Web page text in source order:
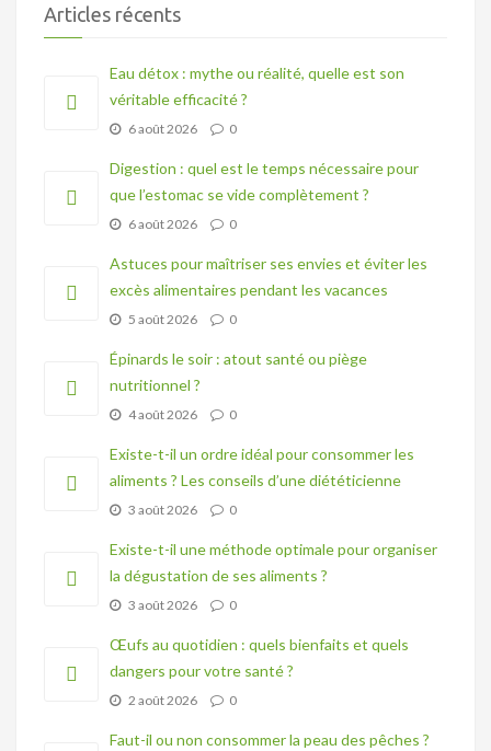
Articles récents
Eau détox : mythe ou réalité, quelle est son
véritable efficacité ?
6 août 2026 0
Digestion : quel est le temps nécessaire pour
que l’estomac se vide complètement ?
6 août 2026 0
Astuces pour maîtriser ses envies et éviter les
excès alimentaires pendant les vacances
5 août 2026 0
Épinards le soir : atout santé ou piège
nutritionnel ?
4 août 2026 0
Existe-t-il un ordre idéal pour consommer les
aliments ? Les conseils d’une diététicienne
3 août 2026 0
Existe-t-il une méthode optimale pour organiser
la dégustation de ses aliments ?
3 août 2026 0
Œufs au quotidien : quels bienfaits et quels
dangers pour votre santé ?
2 août 2026 0
Faut-il ou non consommer la peau des pêches ?